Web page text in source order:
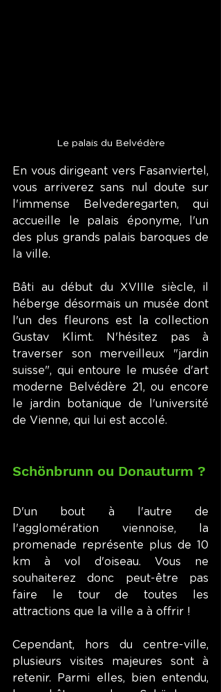
Le palais du Belvédère
En vous dirigeant vers Fasanviertel,
vous arriverez sans nul doute sur
l'immense Belvederegarten, qui
accueille le palais éponyme, l'un
des plus grands palais baroques de
la ville.
Bâti au début du XVIIIe siècle, il
héberge désormais un musée dont
l'un des fleurons est la collection
Gustav Klimt. N'hésitez pas à
traverser son merveilleux "jardin
suisse", qui entoure le musée d'art
moderne Belvédère 21, ou encore
le jardin botanique de l'université
de Vienne, qui lui est accolé.
Schönbrunn ou Donauturm ?
D'un bout à l'autre de
l'agglomération viennoise, la
promenade représente plus de 10
km à vol d'oiseau. Vous ne
souhaiterez donc peut-être pas
faire le tour de toutes les
attractions que la ville a à offrir !
Cependant, hors du centre-ville,
plusieurs visites majeures sont à
retenir. Parmi elles, bien entendu,